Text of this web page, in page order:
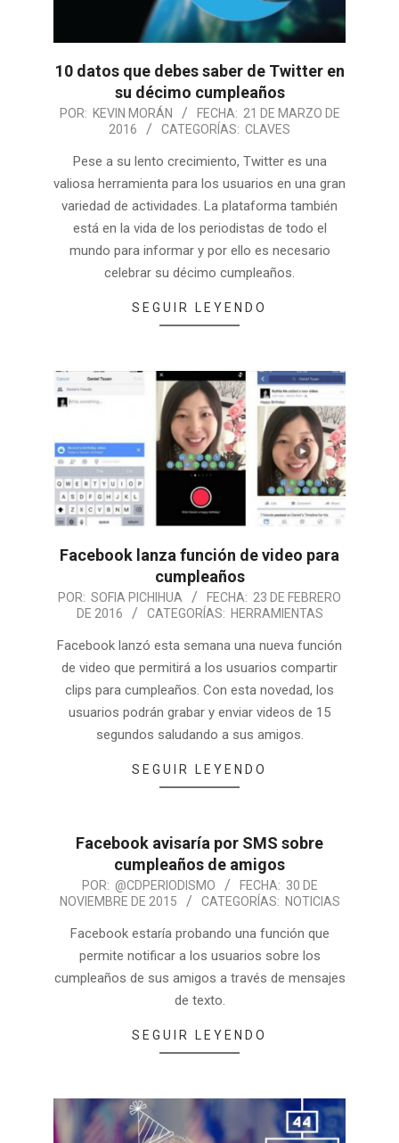
10 datos que debes saber de Twitter en
su décimo cumpleaños
POR: KEVIN MORÁN FECHA: 21 DE MARZO DE
2016
CATEGORÍAS: CLAVES
Pese a su lento crecimiento, Twitter es una
valiosa herramienta para los usuarios en una gran
variedad de actividades. La plataforma también
está en la vida de los periodistas de todo el
mundo para informar y por ello es necesario
celebrar su décimo cumpleaños.
SEGUIR LEYENDO
Facebook lanza función de video para
cumpleaños
POR: SOFIA PICHIHUA FECHA: 23 DE FEBRERO
DE 2016
CATEGORÍAS: HERRAMIENTAS
Facebook lanzó esta semana una nueva función
de video que permitirá a los usuarios compartir
clips para cumpleaños. Con esta novedad, los
usuarios podrán grabar y enviar videos de 15
segundos saludando a sus amigos.
SEGUIR LEYENDO
Facebook avisaría por SMS sobre
cumpleaños de amigos
POR: @CDPERIODISMO FECHA: 30 DE
NOVIEMBRE DE 2015
CATEGORÍAS: NOTICIAS
Facebook estaría probando una función que
permite notificar a los usuarios sobre los
cumpleaños de sus amigos a través de mensajes
de texto.
SEGUIR LEYENDO